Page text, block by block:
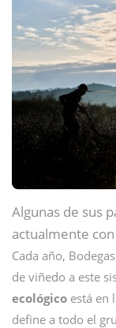
Algunas de sus
actualmente
Cada año,
de viñedo a este
ecológico está en
define a todo el